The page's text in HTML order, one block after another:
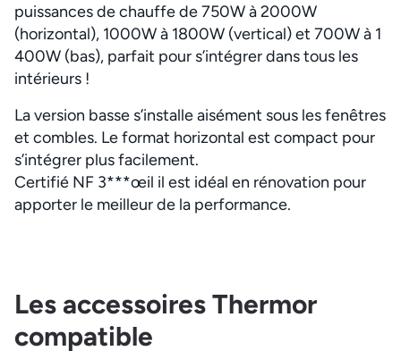
puissances de chauffe de 750W à 2000W
(horizontal), 1000W à 1800W (vertical) et 700W à 1
400W (bas), parfait pour s’intégrer dans tous les
intérieurs !
La version basse s’installe aisément sous les fenêtres
et combles. Le format horizontal est compact pour
s’intégrer plus facilement.
Certifié NF 3***œil il est idéal en rénovation pour
apporter le meilleur de la performance.
Les accessoires Thermor
compatible